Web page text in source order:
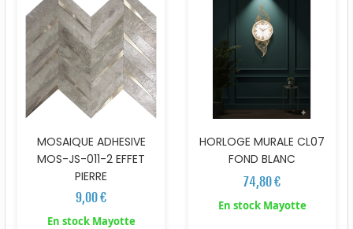
MOSAIQUE ADHESIVE
MOS-JS-011-2 EFFET
PIERRE
9,00 €
En stock Mayotte
HORLOGE MURALE CL07
FOND BLANC
74,80 €
En stock Mayotte